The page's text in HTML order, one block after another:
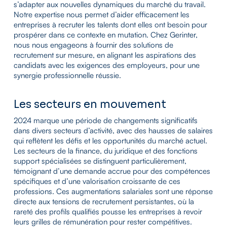
s’adapter aux nouvelles dynamiques du marché du travail.
Notre expertise nous permet d’aider efficacement les
entreprises à recruter les talents dont elles ont besoin pour
prospérer dans ce contexte en mutation. Chez Gerinter,
nous nous engageons à fournir des solutions de
recrutement sur mesure, en alignant les aspirations des
candidats avec les exigences des employeurs, pour une
synergie professionnelle réussie.
Les secteurs en mouvement
2024 marque une période de changements significatifs
dans divers secteurs d’activité, avec des hausses de salaires
qui reflètent les défis et les opportunités du marché actuel.
Les secteurs de la finance, du juridique et des fonctions
support spécialisées se distinguent particulièrement,
témoignant d’une demande accrue pour des compétences
spécifiques et d’une valorisation croissante de ces
professions. Ces augmentations salariales sont une réponse
directe aux tensions de recrutement persistantes, où la
rareté des profils qualifiés pousse les entreprises à revoir
leurs grilles de rémunération pour rester compétitives.